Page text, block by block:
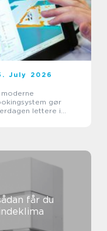
July 2026
moderne
gør
lettere i
får du